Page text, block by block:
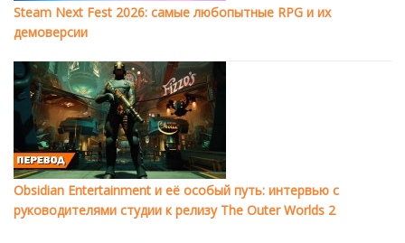
Steam Next Fest 2026: самые любопытные RPG и их
демоверсии
Obsidian Entertainment и её особый путь: интервью с
руководителями студии к релизу The Outer Worlds 2